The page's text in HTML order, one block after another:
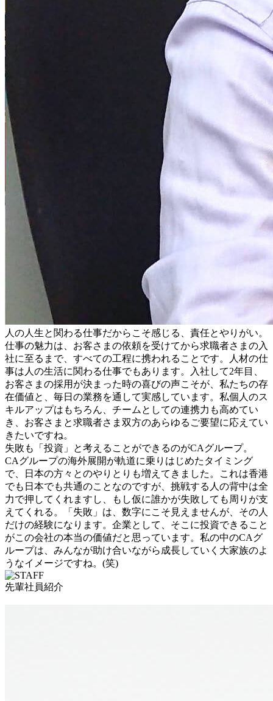
人の人生と関わる仕事だからこそ感じる、責任とやりがい。
仕事の魅力は、お客さまの依頼を受けてから求職者さまの入
社に至るまで、すべての工程に携われることです。人材の仕
事は人の生活に関わる仕事でもあります。入社して2年目、
お客さまの採用が決まった時の喜びの声こそが、私たちの存
在価値と、毎日の業務を通して実感しています。私個人のス
キルアップはもちろん、チームとしての連携力も高めてい
き、お客さまと求職者さま双方のあらゆるご要望に応えてい
きたいですね。
失敗も「投資」と考えることができるのがCAグループ。
CAグループの海外展開が軌道に乗りはじめたタイミング
で、日本の方々とのやりとりも増えてきました。これは香港
でも日本でも共通のことなのですが、挑戦する人の背中は全
力で押してくれますし、もし仮に誰かが失敗しても周りが支
えてくれる。「失敗」は、数字にこそ見えませんが、その人
だけの経験になります。企業として、そこに投資できること
がこの会社の本当の価値だと思っています。私の中のCAグ
ループは、みんなが助け合いながら成長していく大家族のよ
うなイメージですね。(笑)
先輩社員紹介